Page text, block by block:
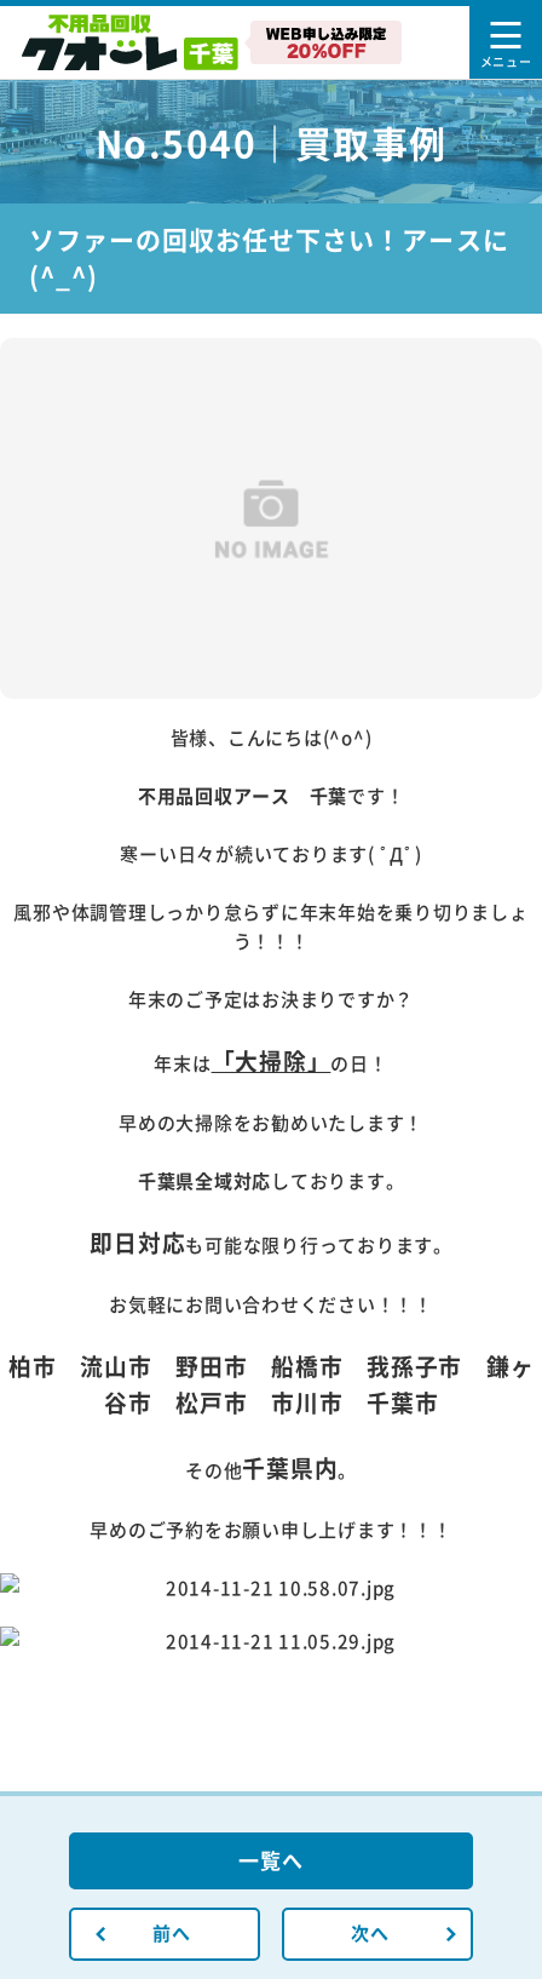
No.5040｜買取事例
ソファーの回収お任せ下さい！アースに
(^_^)
皆様、こんにちは(^o^)
不用品回収アース 千葉です！
寒ーい日々が続いております( ﾟДﾟ)
風邪や体調管理しっかり怠らずに年末年始を乗り切りましょ
う！！！
年末のご予定はお決まりですか？
年末は 「大掃除」 の日！
早めの大掃除をお勧めいたします！
千葉県全域対応しております。
即日対応も可能な限り行っております。
お気軽にお問い合わせください！！！
柏市 流山市 野田市 船橋市 我孫子市 鎌ヶ
谷市 松戸市 市川市 千葉市
その他千葉県内。
早めのご予約をお願い申し上げます！！！
前へ
一覧へ
次へ